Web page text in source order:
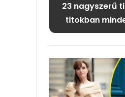
23 nagyszerű
titokban